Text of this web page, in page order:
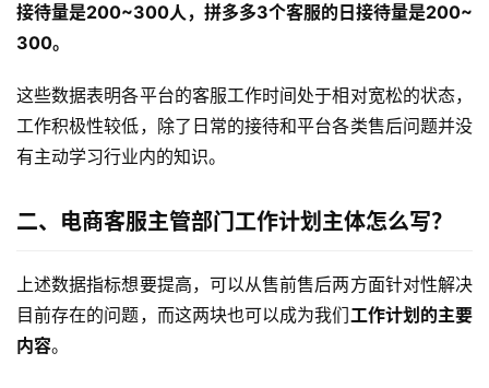
接待量是200~300人，拼多多3个客服的日接待量是200~
300。
这些数据表明各平台的客服工作时间处于相对宽松的状态，
工作积极性较低，除了日常的接待和平台各类售后问题并没
有主动学习行业内的知识。
二、电商客服主管部门工作计划主体怎么写？
上述数据指标想要提高，可以从售前售后两方面针对性解决
目前存在的问题，而这两块也可以成为我们工作计划的主要
内容。